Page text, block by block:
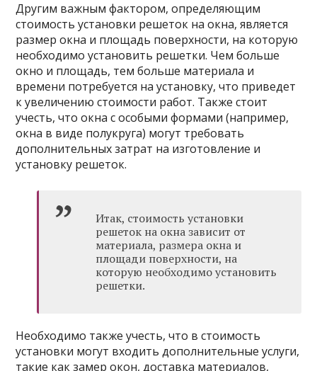
Другим важным фактором, определяющим
стоимость установки решеток на окна, является
размер окна и площадь поверхности, на которую
необходимо установить решетки. Чем больше
окно и площадь, тем больше материала и
времени потребуется на установку, что приведет
к увеличению стоимости работ. Также стоит
учесть, что окна с особыми формами (например,
окна в виде полукруга) могут требовать
дополнительных затрат на изготовление и
установку решеток.
Итак, стоимость установки
решеток на окна зависит от
материала, размера окна и
площади поверхности, на
которую необходимо установить
решетки.
Необходимо также учесть, что в стоимость
установки могут входить дополнительные услуги,
такие как замер окон, доставка материалов,